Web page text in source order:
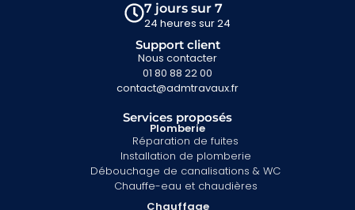
7 jours sur 7
24 heures sur 24
Support client
Nous contacter
01 80 88 22 00
contact@admtravaux.fr
Services proposés
Plomberie
Réparation de fuites
Installation de plomberie
Débouchage de canalisations & WC
Chauffe-eau et chaudières
Chauffage